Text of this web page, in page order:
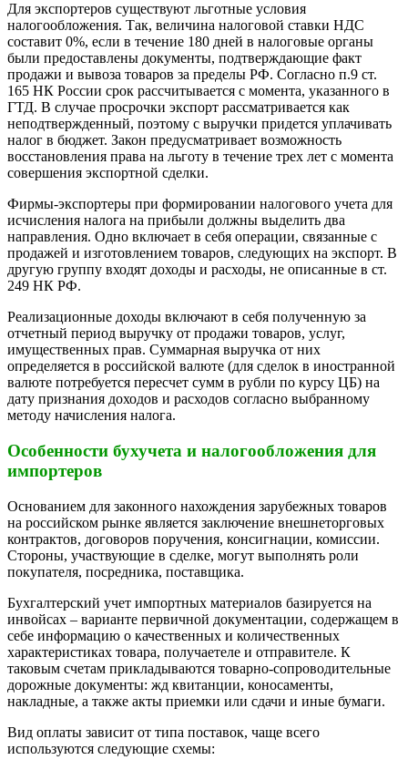
Для экспортеров существуют льготные условия
налогообложения. Так, величина налоговой ставки НДС
составит 0%, если в течение 180 дней в налоговые органы
были предоставлены документы, подтверждающие факт
продажи и вывоза товаров за пределы РФ. Согласно п.9 ст.
165 НК России срок рассчитывается с момента, указанного в
ГТД. В случае просрочки экспорт рассматривается как
неподтвержденный, поэтому с выручки придется уплачивать
налог в бюджет. Закон предусматривает возможность
восстановления права на льготу в течение трех лет с момента
совершения экспортной сделки.
Фирмы-экспортеры при формировании налогового учета для
исчисления налога на прибыли должны выделить два
направления. Одно включает в себя операции, связанные с
продажей и изготовлением товаров, следующих на экспорт. В
другую группу входят доходы и расходы, не описанные в ст.
249 НК РФ.
Реализационные доходы включают в себя полученную за
отчетный период выручку от продажи товаров, услуг,
имущественных прав. Суммарная выручка от них
определяется в российской валюте (для сделок в иностранной
валюте потребуется пересчет сумм в рубли по курсу ЦБ) на
дату признания доходов и расходов согласно выбранному
методу начисления налога.
Особенности бухучета и налогообложения для
импортеров
Основанием для законного нахождения зарубежных товаров
на российском рынке является заключение внешнеторговых
контрактов, договоров поручения, консигнации, комиссии.
Стороны, участвующие в сделке, могут выполнять роли
покупателя, посредника, поставщика.
Бухгалтерский учет импортных материалов базируется на
инвойсах – варианте первичной документации, содержащем в
себе информацию о качественных и количественных
характеристиках товара, получаетеле и отправителе. К
таковым счетам прикладываются товарно-сопроводительные
дорожные документы: жд квитанции, коносаменты,
накладные, а также акты приемки или сдачи и иные бумаги.
Вид оплаты зависит от типа поставок, чаще всего
используются следующие схемы: